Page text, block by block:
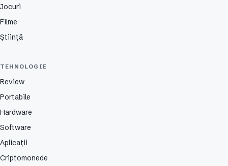
Jocuri
Filme
Știință
TEHNOLOGIE
Review
Portabile
Hardware
Software
Aplicații
Criptomonede